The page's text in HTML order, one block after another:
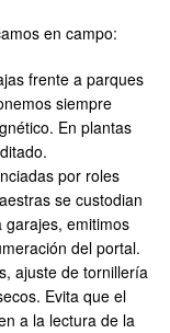
en campo:
frente a parques
siempre
En plantas
por roles
se custodian
emitimos
del portal.
ajuste de tornillería
Evita que el
a la lectura de la